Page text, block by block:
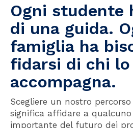
Ogni studente
di una guida.
famiglia ha
fidarsi di chi lo
accompagna.
Scegliere un nostro
significa affidare a
importante del futuro dei